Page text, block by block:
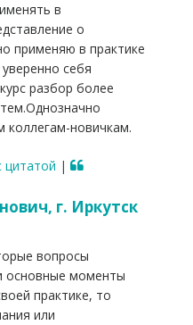
в
о
применяю в практике
себя
разбор более
коллегам-новичкам.
цитатой |
г. Иркутск
вопросы
основные моменты
практике, то
или